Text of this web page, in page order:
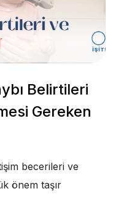
Belirtileri
Gereken
becerileri ve
önem taşır